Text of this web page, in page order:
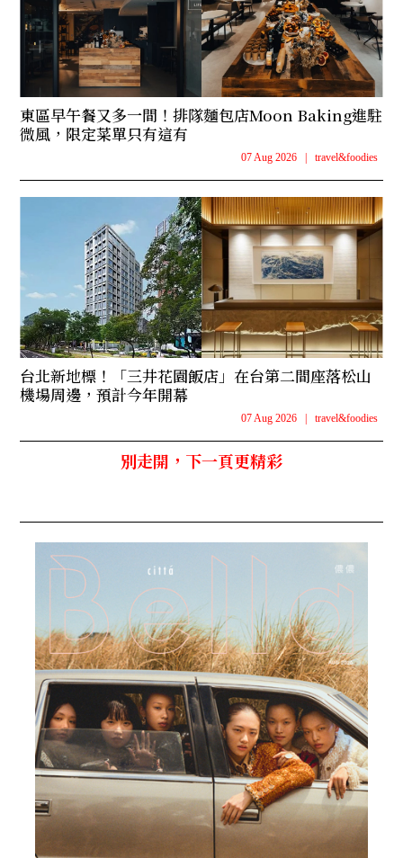
東區早午餐又多一間！排隊麵包店Moon Baking進駐
微風，限定菜單只有這有
07 Aug 2026 travel&foodies
台北新地標！「三井花園飯店」在台第二間座落松山
機場周邊，預計今年開幕
07 Aug 2026 travel&foodies
別走開，下一頁更精彩